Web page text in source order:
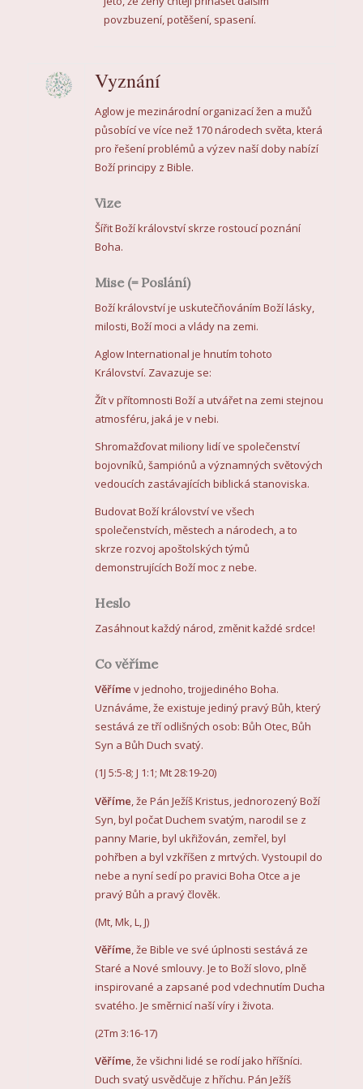
povzbuzení, potěšení, spasení.
Vyznání
Aglow je mezinárodní organizací žen a mužů
působící ve více než 170 národech světa, která
pro řešení problémů a výzev naší doby nabízí
Boží principy z Bible.
Vize
Šířit Boží království skrze rostoucí poznání
Boha.
Mise (= Poslání)
Boží království je uskutečňováním Boží lásky,
milosti, Boží moci a vlády na zemi.
Aglow International je hnutím tohoto
Království. Zavazuje se:
Žít v přítomnosti Boží a utvářet na zemi stejnou
atmosféru, jaká je v nebi.
Shromažďovat miliony lidí ve společenství
bojovníků, šampiónů a významných světových
vedoucích zastávajících biblická stanoviska.
Budovat Boží království ve všech
společenstvích, městech a národech, a to
skrze rozvoj apoštolských týmů
demonstrujících Boží moc z nebe.
Heslo
Zasáhnout každý národ, změnit každé srdce!
Co věříme
Věříme v jednoho, trojjediného Boha.
Uznáváme, že existuje jediný pravý Bůh, který
sestává ze tří odlišných osob: Bůh Otec, Bůh
Syn a Bůh Duch svatý.
(1J 5:5-8; J 1:1; Mt 28:19-20)
Věříme , že Pán Ježíš Kristus, jednorozený Boží
Syn, byl počat Duchem svatým, narodil se z
panny Marie, byl ukřižován, zemřel, byl
pohřben a byl vzkříšen z mrtvých. Vystoupil do
nebe a nyní sedí po pravici Boha Otce a je
pravý Bůh a pravý člověk.
(Mt, Mk, L, J)
Věříme, že Bible ve své úplnosti sestává ze
Staré a Nové smlouvy. Je to Boží slovo, plně
inspirované a zapsané pod vdechnutím Ducha
svatého. Je směrnicí naší víry i života.
(2Tm 3:16-17)
Věříme, že všichni lidé se rodí jako hříšníci.
Duch svatý usvědčuje z hříchu. Pán Ježíš